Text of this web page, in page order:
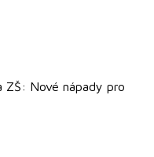
Nové nápady pro